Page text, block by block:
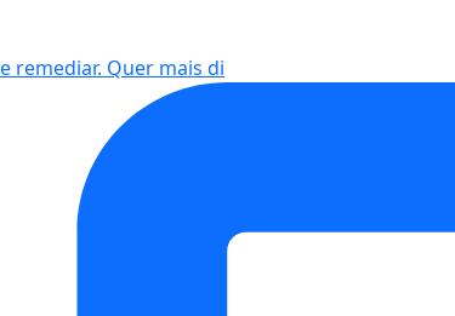
remediar. Quer mais di